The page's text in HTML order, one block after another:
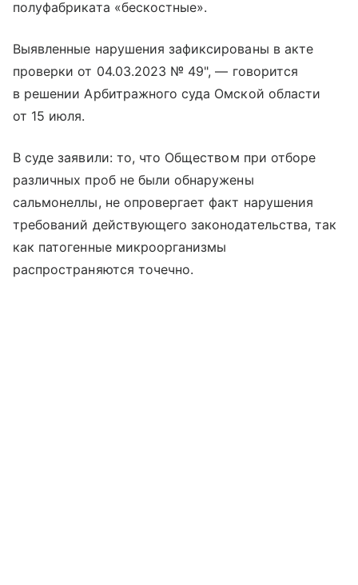
полуфабриката «бескостные».
Выявленные нарушения зафиксированы в акте
проверки от 04.03.2023 № 49", — говорится
в решении Арбитражного суда Омской области
от 15 июля.
В суде заявили: то, что Обществом при отборе
различных проб не были обнаружены
сальмонеллы, не опровергает факт нарушения
требований действующего законодательства, так
как патогенные микроорганизмы
распространяются точечно.